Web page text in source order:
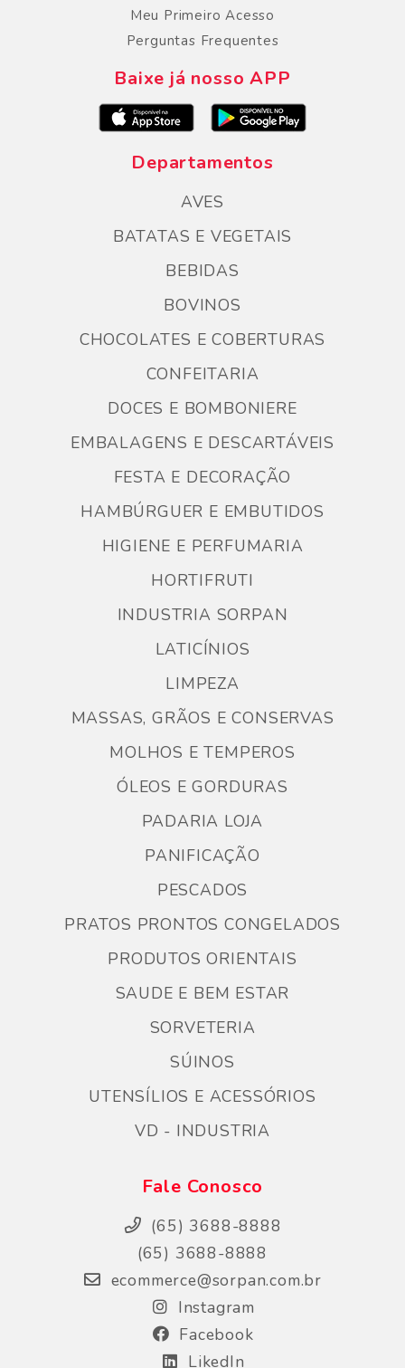
Meu Primeiro Acesso
Perguntas Frequentes
Baixe já nosso APP
Departamentos
AVES
BATATAS E VEGETAIS
BEBIDAS
BOVINOS
CHOCOLATES E COBERTURAS
CONFEITARIA
DOCES E BOMBONIERE
EMBALAGENS E DESCARTÁVEIS
FESTA E DECORAÇÃO
HAMBÚRGUER E EMBUTIDOS
HIGIENE E PERFUMARIA
HORTIFRUTI
INDUSTRIA SORPAN
LATICÍNIOS
LIMPEZA
MASSAS, GRÃOS E CONSERVAS
MOLHOS E TEMPEROS
ÓLEOS E GORDURAS
PADARIA LOJA
PANIFICAÇÃO
PESCADOS
PRATOS PRONTOS CONGELADOS
PRODUTOS ORIENTAIS
SAUDE E BEM ESTAR
SORVETERIA
SÚINOS
UTENSÍLIOS E ACESSÓRIOS
VD - INDUSTRIA
Fale Conosco
(65) 3688-8888
(65) 3688-8888
ecommerce@sorpan.com.br
Instagram
Facebook
LikedIn